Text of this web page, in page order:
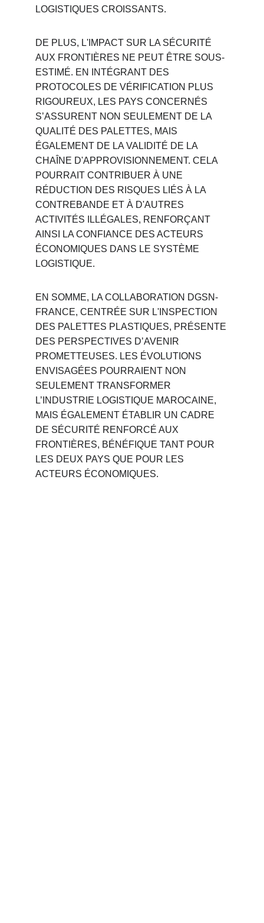
LOGISTIQUES CROISSANTS.
DE PLUS, L'IMPACT SUR LA SÉCURITÉ
AUX FRONTIÈRES NE PEUT ÊTRE SOUS-
ESTIMÉ. EN INTÉGRANT DES
PROTOCOLES DE VÉRIFICATION PLUS
RIGOUREUX, LES PAYS CONCERNÉS
S’ASSURENT NON SEULEMENT DE LA
QUALITÉ DES PALETTES, MAIS
ÉGALEMENT DE LA VALIDITÉ DE LA
CHAÎNE D'APPROVISIONNEMENT. CELA
POURRAIT CONTRIBUER À UNE
RÉDUCTION DES RISQUES LIÉS À LA
CONTREBANDE ET À D'AUTRES
ACTIVITÉS ILLÉGALES, RENFORÇANT
AINSI LA CONFIANCE DES ACTEURS
ÉCONOMIQUES DANS LE SYSTÈME
LOGISTIQUE.
EN SOMME, LA COLLABORATION DGSN-
FRANCE, CENTRÉE SUR L'INSPECTION
DES PALETTES PLASTIQUES, PRÉSENTE
DES PERSPECTIVES D’AVENIR
PROMETTEUSES. LES ÉVOLUTIONS
ENVISAGÉES POURRAIENT NON
SEULEMENT TRANSFORMER
L’INDUSTRIE LOGISTIQUE MAROCAINE,
MAIS ÉGALEMENT ÉTABLIR UN CADRE
DE SÉCURITÉ RENFORCÉ AUX
FRONTIÈRES, BÉNÉFIQUE TANT POUR
LES DEUX PAYS QUE POUR LES
ACTEURS ÉCONOMIQUES.